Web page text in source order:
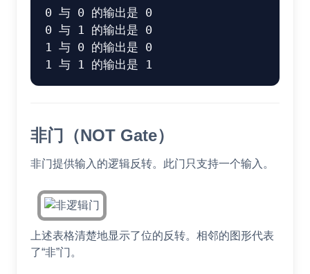
0 与 0 的输出是 0
0 与 1 的输出是 0
1 与 0 的输出是 0
非门（NOT Gate）
非门提供输入的逻辑反转。此门只支持一个输入。
上述表格清楚地显示了位的反转。相邻的图形代表
了“非”门。